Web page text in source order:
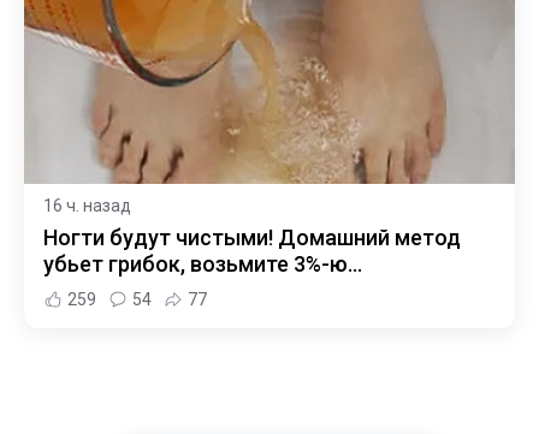
16 ч. назад
Ногти будут чистыми! Домашний метод
убьет грибок, возьмите 3%-ю…
259 54 77